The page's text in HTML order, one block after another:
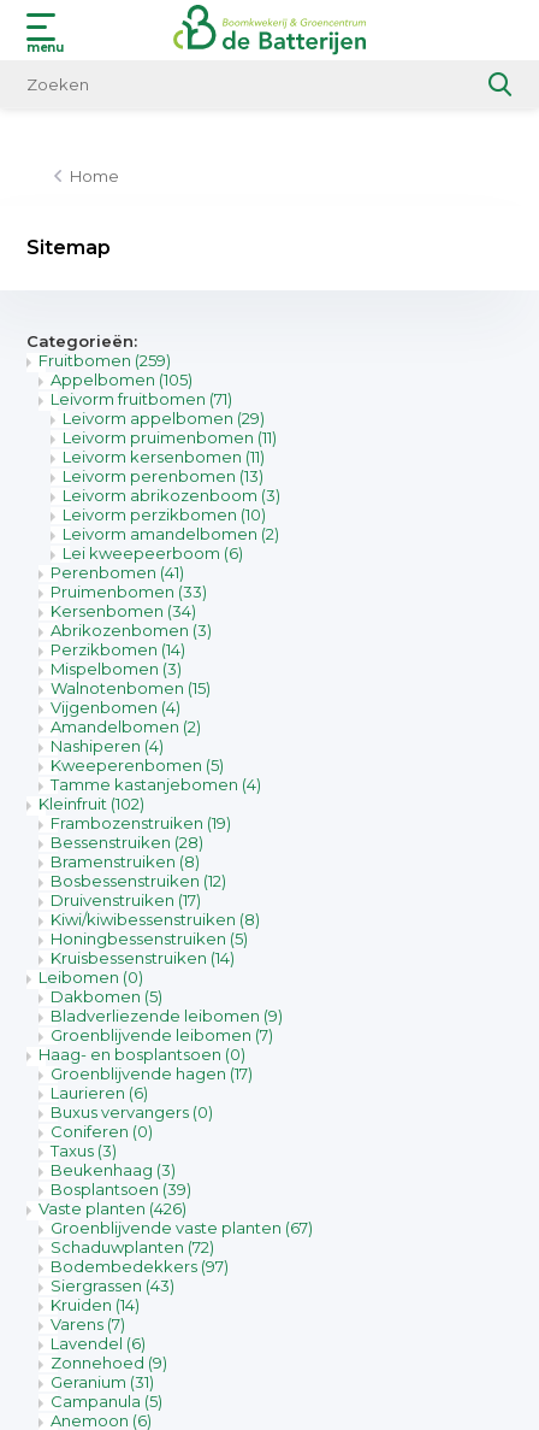
menu
Home
Sitemap
Categorieën:
Fruitbomen (259)
Appelbomen (105)
Leivorm fruitbomen (71)
Leivorm appelbomen (29)
Leivorm pruimenbomen (11)
Leivorm kersenbomen (11)
Leivorm perenbomen (13)
Leivorm abrikozenboom (3)
Leivorm perzikbomen (10)
Leivorm amandelbomen (2)
Lei kweepeerboom (6)
Perenbomen (41)
Pruimenbomen (33)
Kersenbomen (34)
Abrikozenbomen (3)
Perzikbomen (14)
Mispelbomen (3)
Walnotenbomen (15)
Vijgenbomen (4)
Amandelbomen (2)
Nashiperen (4)
Kweeperenbomen (5)
Tamme kastanjebomen (4)
Kleinfruit (102)
Frambozenstruiken (19)
Bessenstruiken (28)
Bramenstruiken (8)
Bosbessenstruiken (12)
Druivenstruiken (17)
Kiwi/kiwibessenstruiken (8)
Honingbessenstruiken (5)
Kruisbessenstruiken (14)
Leibomen (0)
Dakbomen (5)
Bladverliezende leibomen (9)
Groenblijvende leibomen (7)
Haag- en bosplantsoen (0)
Groenblijvende hagen (17)
Laurieren (6)
Buxus vervangers (0)
Coniferen (0)
Taxus (3)
Beukenhaag (3)
Bosplantsoen (39)
Vaste planten (426)
Groenblijvende vaste planten (67)
Schaduwplanten (72)
Bodembedekkers (97)
Siergrassen (43)
Kruiden (14)
Varens (7)
Lavendel (6)
Zonnehoed (9)
Geranium (31)
Campanula (5)
Anemoon (6)